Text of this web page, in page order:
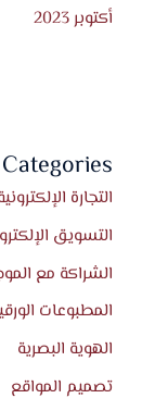
أكتوبر 2023
Categories
التجارة
التسويق
الشراكة مع
المطبوعات
الهوية البصرية
تصميم المواقع